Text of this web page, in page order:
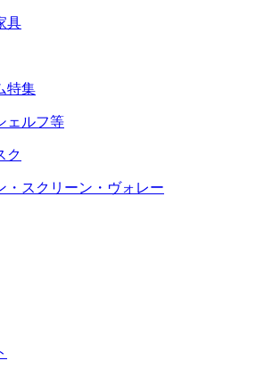
具
特集
ェルフ等
ク
・スクリーン・ヴォレー